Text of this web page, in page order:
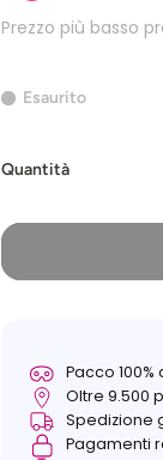
Prezzo più basso
Esaurito
Quantità
Pacco
Oltre 9.500
Spedizione
Pagamenti